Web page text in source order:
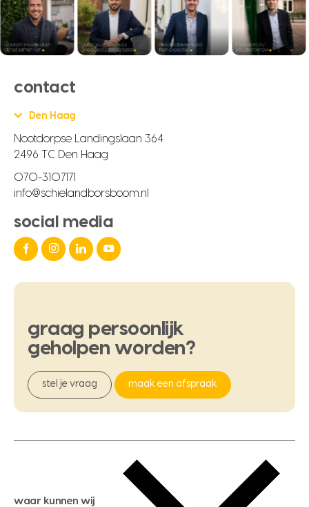
contact
Den Haag
Nootdorpse Landingslaan 364
2496 TC Den Haag
070-3107171
info@schielandborsboom.nl
social media
graag persoonlijk
geholpen worden?
stel je vraag maak een afspraak
waar kunnen wij